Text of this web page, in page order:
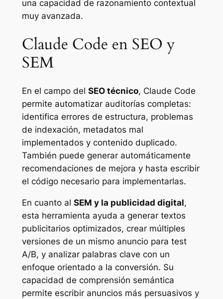
una capacidad de razonamiento contextual
muy avanzada.
Claude Code en SEO y
SEM
En el campo del SEO técnico, Claude Code
permite automatizar auditorías completas:
identifica errores de estructura, problemas
de indexación, metadatos mal
implementados y contenido duplicado.
También puede generar automáticamente
recomendaciones de mejora y hasta escribir
el código necesario para implementarlas.
En cuanto al SEM y la publicidad digital,
esta herramienta ayuda a generar textos
publicitarios optimizados, crear múltiples
versiones de un mismo anuncio para test
A/B, y analizar palabras clave con un
enfoque orientado a la conversión. Su
capacidad de comprensión semántica
permite escribir anuncios más persuasivos y